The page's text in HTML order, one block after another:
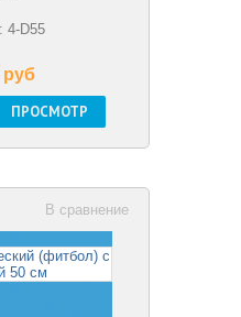
4-D55
pуб
ПРОСМОТР
В сравнение